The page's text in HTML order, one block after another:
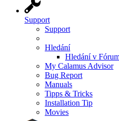
Support
Support
Hledání
Hledání v
My Calamus Advisor
Bug Report
Manuals
Tipps & Tricks
Installation Tip
Movies